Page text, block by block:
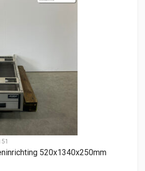
520x1340x250mm